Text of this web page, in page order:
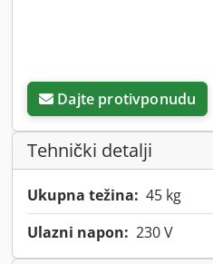
Dajte protivponudu
Tehnički detalji
Ukupna težina: 45 kg
Ulazni napon: 230 V